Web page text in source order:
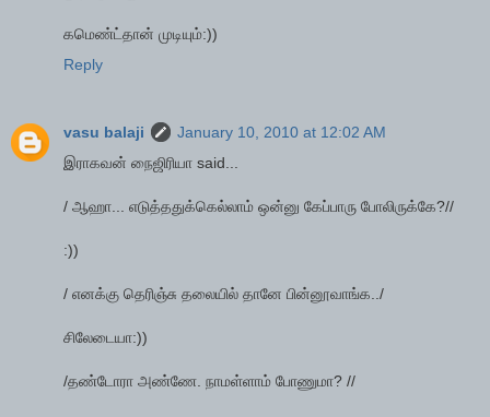
கமெண்ட்தான் முடியும்:))
Reply
vasu balaji
January 10, 2010 at 12:02 AM
இராகவன் நைஜிரியா said...
/ ஆஹா... எடுத்ததுக்கெல்லாம் ஒன்னு கேப்பாரு போலிருக்கே?//
:))
/ எனக்கு தெரிஞ்சு தலையில் தானே பின்னூவாங்க../
சிலேடையா:))
/தண்டோரா அண்ணே. நாமள்ளாம் போணுமா? //